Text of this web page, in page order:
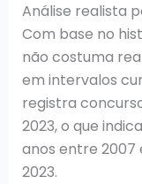
Análise realista
Com base no
não costuma
em intervalos
registra
2023, o que
anos entre 2007
2023.